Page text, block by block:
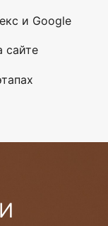
и Google
сайте